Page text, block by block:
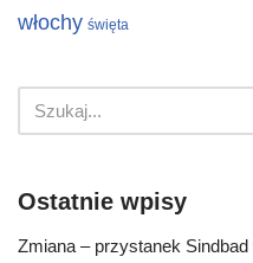
włochy święta
Ostatnie wpisy
Zmiana – przystanek